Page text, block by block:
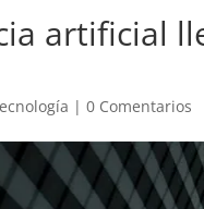
artificial
|0 Comentarios